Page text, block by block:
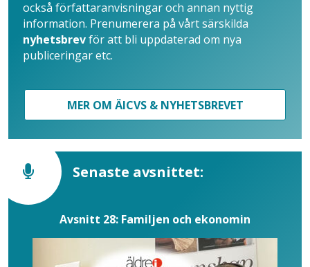
också författaranvisningar och annan nyttig
information. Prenumerera på vårt särskilda
nyhetsbrevför att bli uppdaterad om nya
publiceringar etc.
MER OM ÄICVS & NYHETSBREVET
Senaste avsnittet:
Avsnitt 28: Familjen och ekonomin